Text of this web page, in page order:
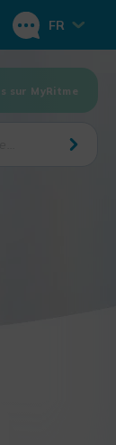
FR
sur MyRitme